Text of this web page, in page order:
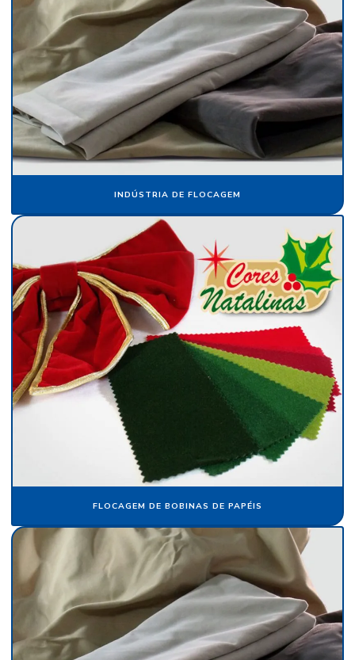
Folha de papel crepom parafinado
Folha de papel de seda atacado
Folha de papel veludo
Folha de seda fluorescente
Fornecedor de algodão flocado
Fornecedor de cartolina camurça
Fornecedor de floco de nylon
Fornecedor de papel camurça
Fornecedor de papel crepom
Fornecedor de papel crepom parafinado
Fornecedor de papel veludo
Fornecedor de tecido flocado
Fornecedor de veludo
Fornecedor de veludo para automóvel
Fornecedor de veludo sintético
Indústria de papel crepom
Indústria de papel de seda
Pacote de papel de seda
Papel aveludado
Papel camurça
Papel camurça atacado
INDÚSTRIA DE FLOCAGEM
FLOCAGEM DE BOBINAS DE PAPÉIS